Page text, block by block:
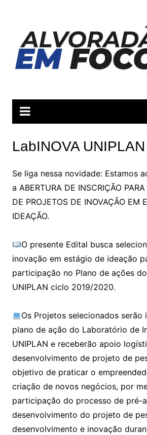
conteúdo
LabINOVA UNIPLAN
Se liga nessa novidade: Estamos
a ABERTURA DE INSCRIÇÃO
DE PROJETOS DE INOVAÇÃO EM
IDEAÇÃO.
O presente Edital busca
inovação em estágio de ideação
participação no Plano de ações
UNIPLAN ciclo 2019/2020.
Os Projetos selecionados serão
plano de ação do Laboratório de
UNIPLAN e receberão apoio
desenvolvimento de projeto de
objetivo de praticar o
criação de novos negócios, por
participação do processo de pré-
desenvolvimento do projeto de
desenvolvimento e inovação